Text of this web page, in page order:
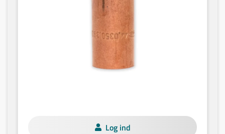
Log ind